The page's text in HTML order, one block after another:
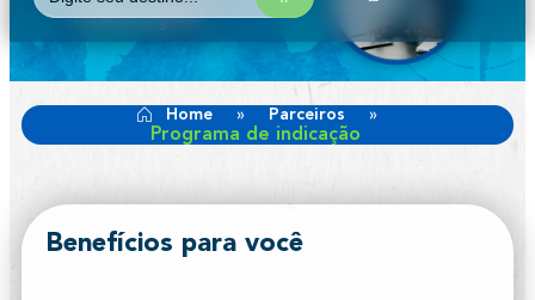
indicação
Home » Parceiros »
Programa de indicação
Benefícios para você